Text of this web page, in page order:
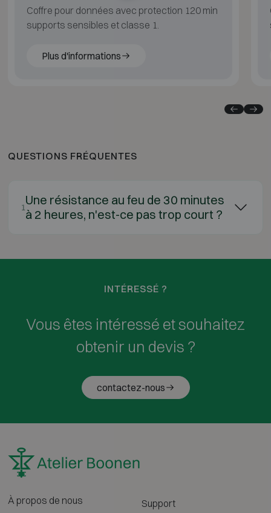
Coffre pour données avec protection 120 min
supports sensibles et classe 1.
Plus d'informations
QUESTIONS FRÉQUENTES
1Une résistance au feu de 30 minutes
à 2 heures, n'est-ce pas trop court ?
INTÉRESSÉ ?
Vous êtes intéressé et souhaitez
obtenir un devis ?
contactez-nous
À propos de nous
Support